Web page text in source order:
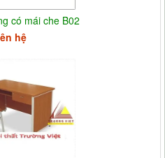
có mái che B02
hệ